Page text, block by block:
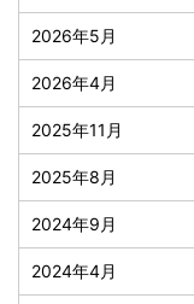
2026年5月
2026年4月
2025年11月
2025年8月
2024年9月
2024年4月